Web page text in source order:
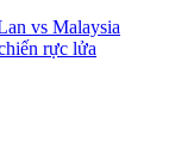
vs Malaysia
rực lửa